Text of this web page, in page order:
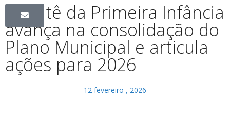
Comitê da Primeira Infância
avança na consolidação do
Plano Municipal e articula
ações para 2026
12 fevereiro , 2026